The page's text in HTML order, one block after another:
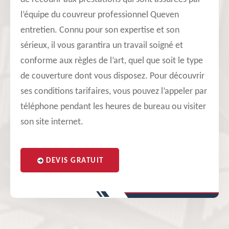
l’équipe du couvreur professionnel Queven
entretien. Connu pour son expertise et son
sérieux, il vous garantira un travail soigné et
conforme aux règles de l’art, quel que soit le type
de couverture dont vous disposez. Pour découvrir
ses conditions tarifaires, vous pouvez l’appeler par
téléphone pendant les heures de bureau ou visiter
son site internet.
DEVIS GRATUIT